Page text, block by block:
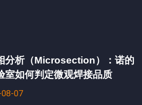
分析（Microsection）：诺的
室如何判定微观焊接品质
07